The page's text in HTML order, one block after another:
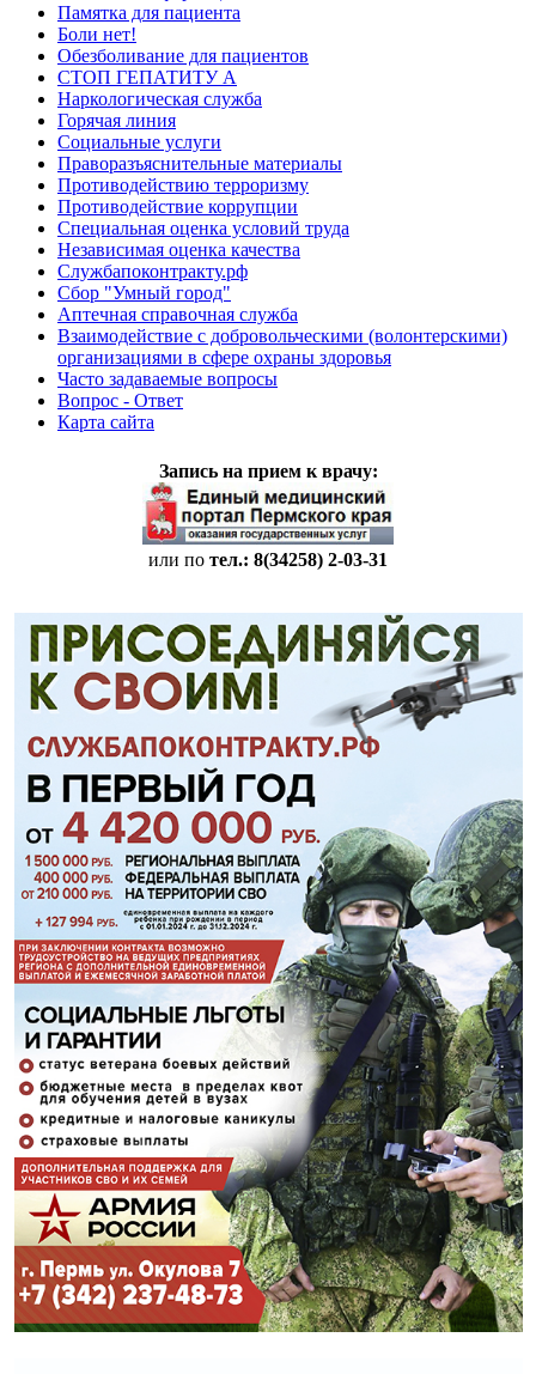
Памятка для пациента
Боли нет!
Обезболивание для пациентов
СТОП ГЕПАТИТУ А
Наркологическая служба
Горячая линия
Социальные услуги
Праворазъяснительные материалы
Противодействию терроризму
Противодействие коррупции
Специальная оценка условий труда
Независимая оценка качества
Службапоконтракту.рф
Сбор "Умный город"
Аптечная справочная служба
Взаимодействие с добровольческими (волонтерскими)
организациями в сфере охраны здоровья
Часто задаваемые вопросы
Вопрос - Ответ
Карта сайта
Запись на прием к врачу:
или по тел.: 8(34258) 2-03-31